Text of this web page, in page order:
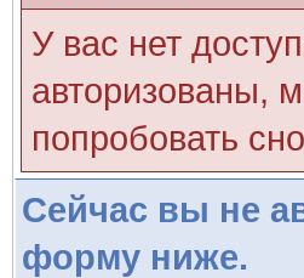
У вас нет
авторизованы,
попробовать
Сейчас вы не
форму ниже.